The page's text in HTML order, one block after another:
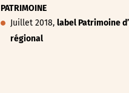
PATRIMOINE
Juillet 2018,label Patrimoine
régional